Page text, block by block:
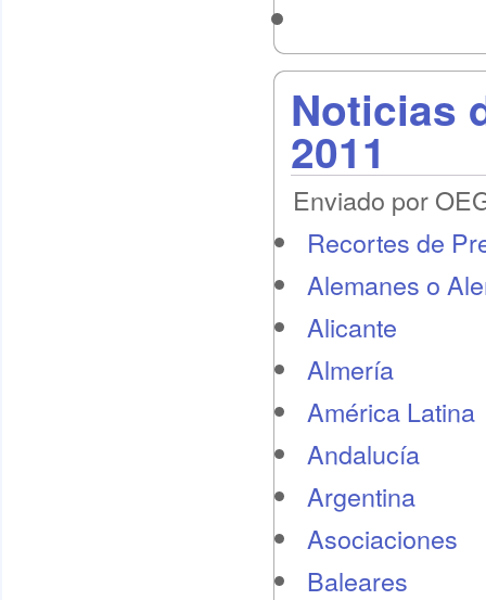
Noticias
2011
Enviado por
Recortes de
Alemanes o
Alicante
Almería
América Latina
Andalucía
Argentina
Asociaciones
Baleares